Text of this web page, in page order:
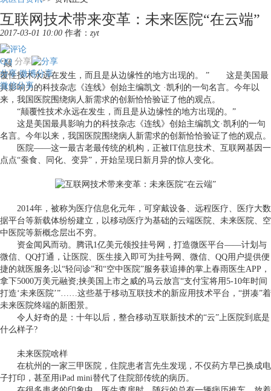
互联网技术带来变革：未来医院“在云端”
2017-03-01 10:00 作者： zyt
分享
QQ
分享 微博分享
微信分享
“颠
覆性技术永远在发生，而且是从边缘性的地方出现的。 ” 这是美国最
具影响力的科技杂志《连线》创始主编凯文 ·凯利的一句名言。今年以
来，我国医院围绕病人新需求的创新恰恰验证了他的观点。
“颠覆性技术永远在发生，而且是从边缘性的地方出现的。 ”
这是美国最具影响力的科技杂志《连线》创始主编凯文·凯利的一句
名言。今年以来，我国医院围绕病人新需求的创新恰恰验证了他的观点。
医院——这一最古老最传统的机构，正被IT信息技术、互联网基因一
点点“蚕食、同化、变异” ，开始呈现日新月异的惊人变化。
2014年，被称为医疗信息化元年，可穿戴设备、远程医疗、医疗大数
据平台等新载体纷纷建立，以移动医疗为基础的云端医院、未来医院、空
中医院等新概念层出不穷。
资金闻风而动。腾讯1亿美元领投挂号网，打造微医平台——计划与
微信、 QQ打通，让医院、医生接入即可为挂号网、微信、 QQ用户提供便
捷的就医服务; 以“轻问诊”和“空中医院”服务获追捧的掌上春雨医生APP ，
拿下5000万美元融资;挟美国上市之威的马云放言“支付宝将用5-10年时间
打造‘未来医院’”……这些基于移动互联技术的新应用技术平台， “拼凑”着
未来医院终端的新图景。
令人好奇的是：十年以后，整合移动互联新技术的“云”上医院到底是
什么样子?
未来医院啥样
在杭州的一家三甲医院，住院患者言先生发现，不仅药方早已换成电
子打印，甚至用iPad mini替代了住院部传统的病历。